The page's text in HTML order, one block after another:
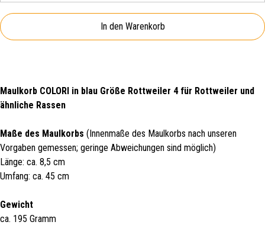
In den Warenkorb
Maulkorb COLORI in blau Größe Rottweiler 4 für Rottweiler und
ähnliche Rassen
Maße des Maulkorbs (Innenmaße des Maulkorbs nach unseren
Vorgaben gemessen; geringe Abweichungen sind möglich)
Länge: ca. 8,5 cm
Umfang: ca. 45 cm
Gewicht
ca. 195 Gramm